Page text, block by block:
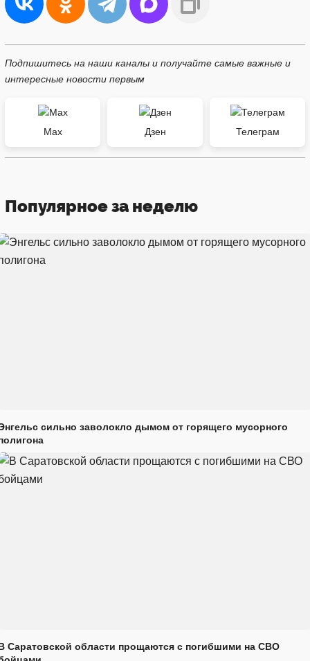
Подпишитесь на наши каналы и получайте самые важные и
интересные новости первым
Max Дзен Телеграм
Популярное за неделю
сильно заволокло дымом от горящего мусорного
Саратовской области прощаются с погибшими на СВО